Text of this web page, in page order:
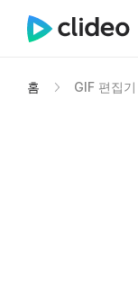
홈 GIF 편집기